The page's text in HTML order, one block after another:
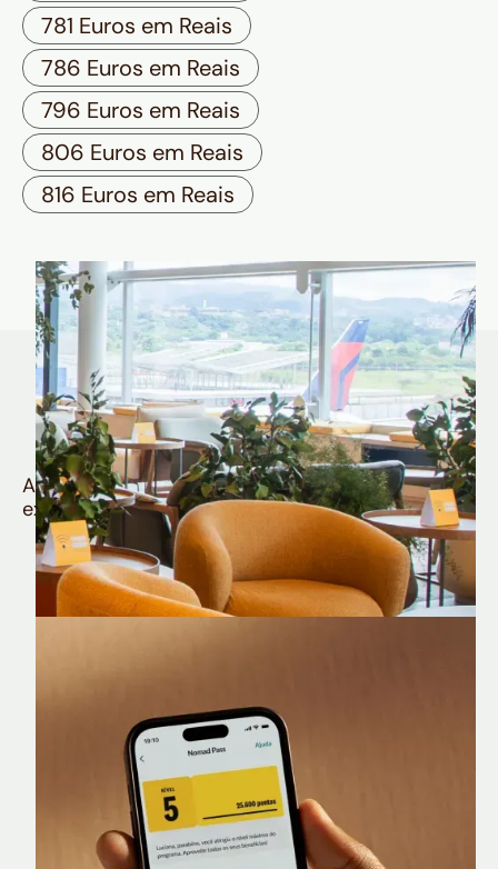
781 Euros em Reais
786 Euros em Reais
796 Euros em Reais
806 Euros em Reais
816 Euros em Reais
Quem é Nomad tem
muito mais
Aproveite todos os benefícios e vantagens
exclusivas da sua Conta Internacional
Nomad Lounge
Sala VIP no Aeroporto de Guarulhos